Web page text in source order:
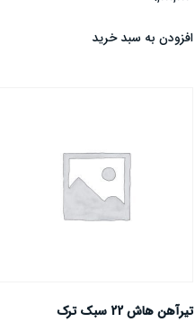
افزودن به سبد خرید
تیرآهن هاش 22 سبک ترک